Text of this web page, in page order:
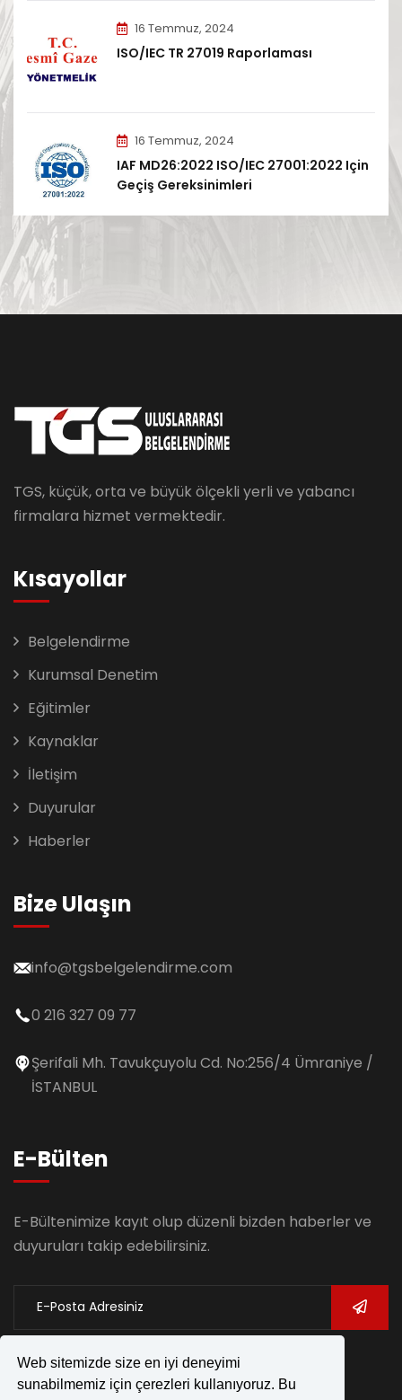
Web sitemizde size en iyi deneyimi
sunabilmemiz için çerezleri kullanıyoruz. Bu
16 Temmuz, 2024
ISO/IEC TR 27019 Raporlaması
16 Temmuz, 2024
IAF MD26:2022 ISO/IEC 27001:2022 Için
Geçiş Gereksinimleri
TGS, küçük, orta ve büyük ölçekli yerli ve yabancı
firmalara hizmet vermektedir.
Kısayollar
Belgelendirme
Kurumsal Denetim
Eğitimler
Kaynaklar
İletişim
Duyurular
Haberler
Bize Ulaşın
info@tgsbelgelendirme.com
0 216 327 09 77
Şerifali Mh. Tavukçuyolu Cd. No:256/4 Ümraniye /
İSTANBUL
E-Bülten
E-Bültenimize kayıt olup düzenli bizden haberler ve
duyuruları takip edebilirsiniz.